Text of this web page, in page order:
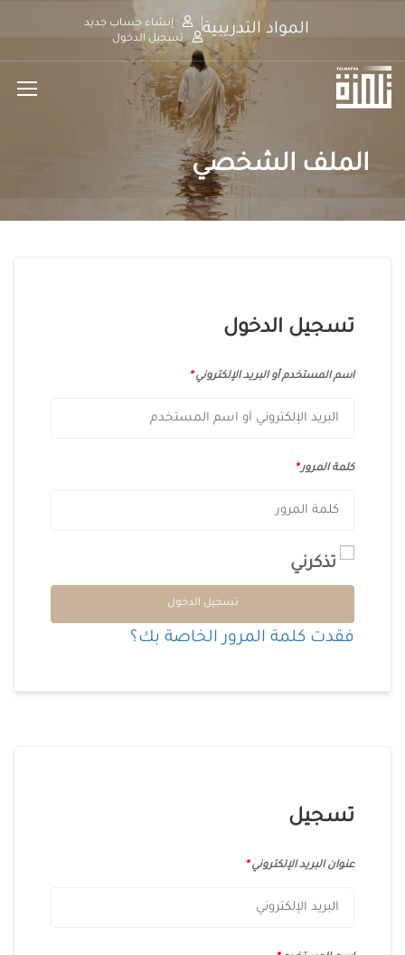
المواد التدريبية
إنشاء حساب جديد
تسجيل الدخول
الملف الشخصي
تسجيل الدخول
اسم المستخدم أو البريد الإلكتروني*
كلمة المرور*
تذكرني
تسجيل الدخول
فقدت كلمة المرور الخاصة بك؟
تسجيل
عنوان البريد الإلكتروني*